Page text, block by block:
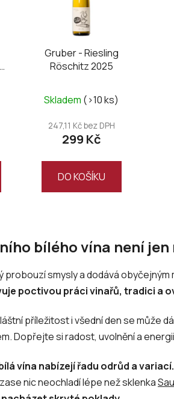
Gruber - Riesling
Röschitz 2025
Skladem (>10 ks)
247,11 Kč bez DPH
299 Kč
DO KOŠÍKU
v
l
d
a
í
p
r
k
y
bílého vína není
probouzí smysly a dodává
poctivou práci vinařů, tradici a
příležitost i všední den se může
Dopřejte si radost, uvolnění a
vína nabízejí řadu odrůd a variací.
nic neochladí lépe než sklenka